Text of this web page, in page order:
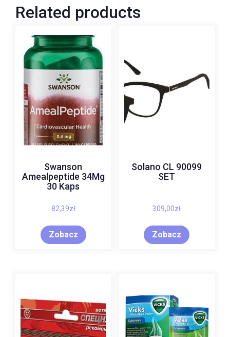
Related products
Swanson
Amealpeptide 34Mg
30 Kaps
82,39zł
Zobacz
Solano CL 90099
SET
309,00zł
Zobacz